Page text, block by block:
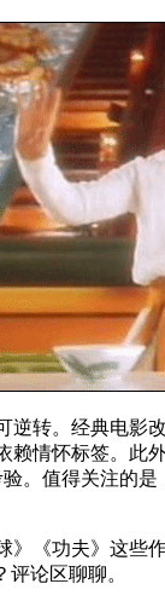
转。经典电
情怀标签。
。值得关注的
《功夫》这
论区聊聊。